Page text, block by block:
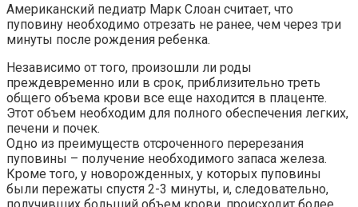
Американский педиатр Марк Слоан считает, что
пуповину необходимо отрезать не ранее, чем через три
минуты после рождения ребенка.
Независимо от того, произошли ли роды
преждевременно или в срок, приблизительно треть
общего объема крови все еще находится в плаценте.
Этот объем необходим для полного обеспечения легких,
печени и почек.
Одно из преимуществ отсроченного перерезания
пуповины – получение необходимого запаса железа.
Кроме того, у новорожденных, у которых пуповины
были пережаты спустя 2-3 минуты, и, следовательно,